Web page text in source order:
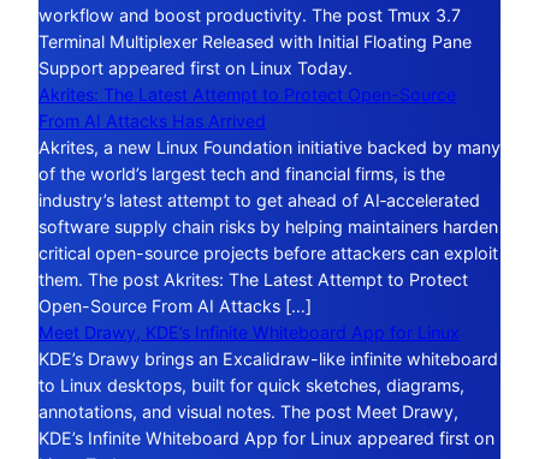
workflow and boost productivity. The post Tmux 3.7
Terminal Multiplexer Released with Initial Floating Pane
Support appeared first on Linux Today.
Akrites: The Latest Attempt to Protect Open-Source
From AI Attacks Has Arrived
Akrites, a new Linux Foundation initiative backed by many
of the world’s largest tech and financial firms, is the
industry’s latest attempt to get ahead of AI‑accelerated
software supply chain risks by helping maintainers harden
critical open-source projects before attackers can exploit
them. The post Akrites: The Latest Attempt to Protect
Open-Source From AI Attacks […]
Meet Drawy, KDE’s Infinite Whiteboard App for Linux
KDE’s Drawy brings an Excalidraw-like infinite whiteboard
to Linux desktops, built for quick sketches, diagrams,
annotations, and visual notes. The post Meet Drawy,
KDE’s Infinite Whiteboard App for Linux appeared first on